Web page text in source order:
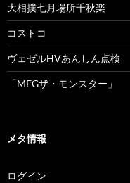
大相撲七月場所千秋楽
コストコ
ヴェゼルHVあんしん点検
「MEGザ・モンスター」
メタ情報
ログイン